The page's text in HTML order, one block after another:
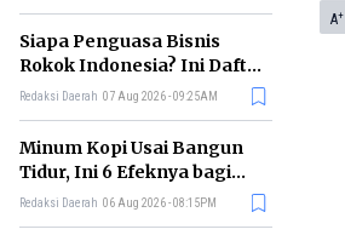
Siapa Penguasa Bisnis
Rokok Indonesia? Ini Daftar
Perusahaan Terbesarnya
Redaksi Daerah 07 Aug 2026 - 09:25AM
Minum Kopi Usai Bangun
Tidur, Ini 6 Efeknya bagi
Kesehatan Tubuh
Redaksi Daerah 06 Aug 2026 - 08:15PM
A+